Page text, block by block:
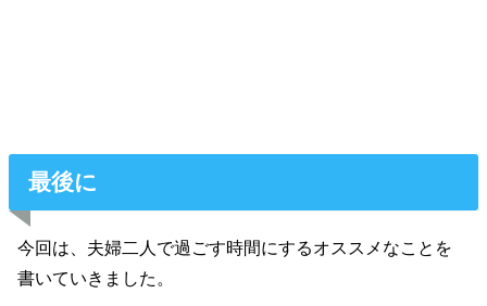
最後に
今回は、夫婦二人で過ごす時間にするオススメなことを
書いていきました。